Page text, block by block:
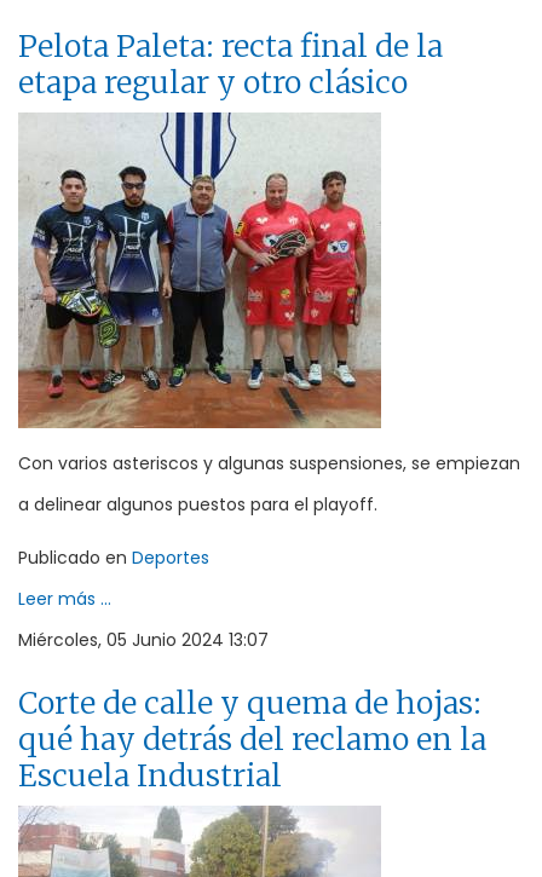
Pelota Paleta: recta final de la
etapa regular y otro clásico
Con varios asteriscos y algunas suspensiones, se empiezan
a delinear algunos puestos para el playoff.
Publicado en Deportes
Leer más ...
Miércoles, 05 Junio 2024 13:07
Corte de calle y quema de hojas:
qué hay detrás del reclamo en la
Escuela Industrial